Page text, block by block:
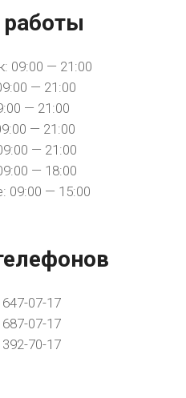
09:00 — 21:00
— 21:00
— 21:00
— 21:00
— 21:00
— 18:00
09:00 — 15:00
07-17
07-17
70-17